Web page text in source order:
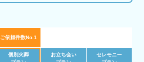
ご依頼件数No.1
個別火葬
お立ち会い
セレモニー